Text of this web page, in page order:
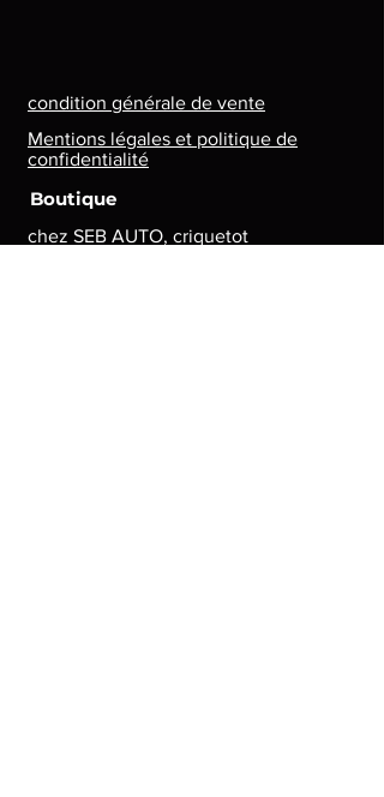
condition générale de vente
Mentions légales et politique de
confidentialité
Boutique
chez SEB AUTO, criquetot